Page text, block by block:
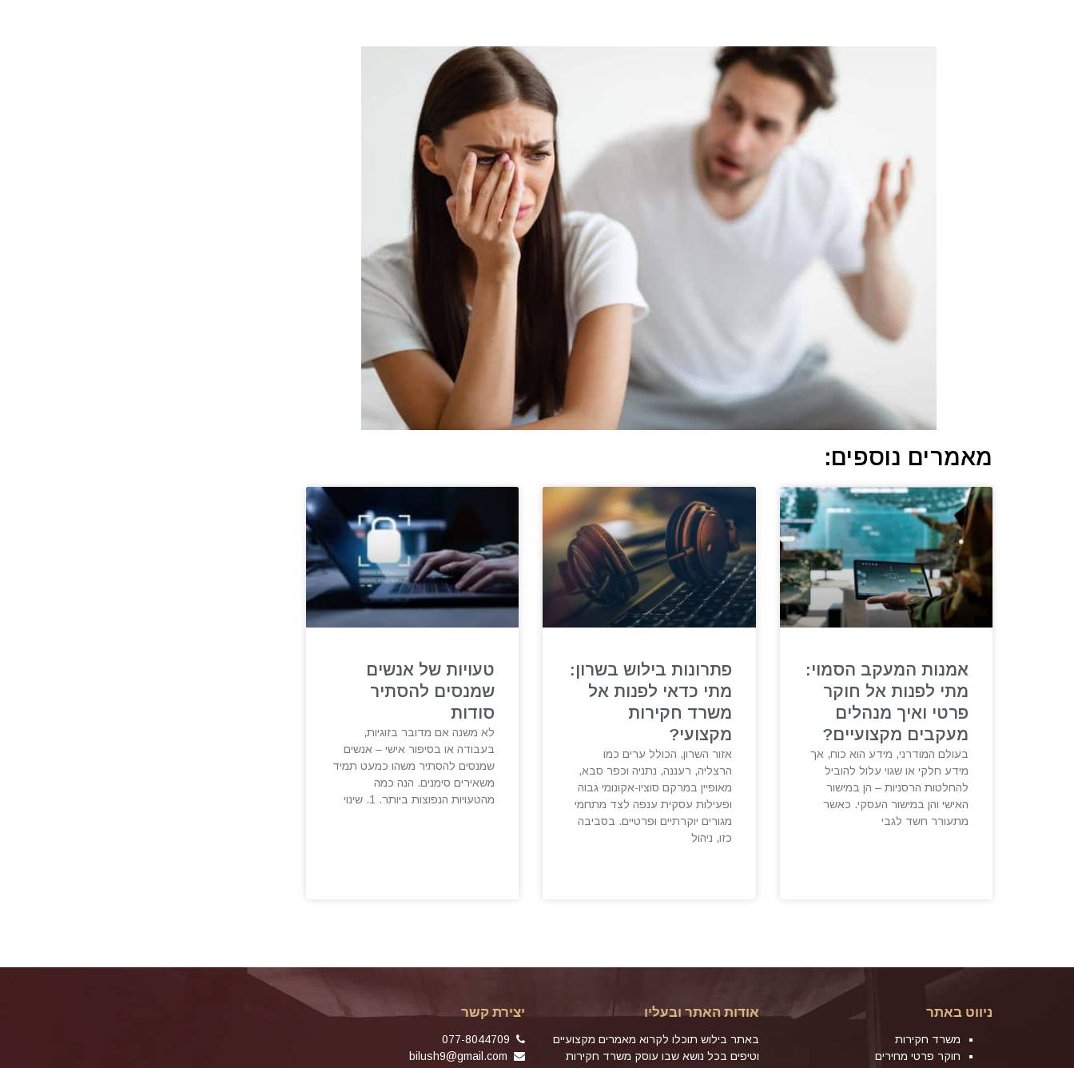
מאמרים נוספים:
אמנות המעקב הסמוי:
מתי לפנות אל חוקר
פרטי ואיך מנהלים
מעקבים מקצועיים?
בעולם המודרני, מידע הוא כוח, אך
מידע חלקי או שגוי עלול להוביל
להחלטות הרסניות – הן במישור
האישי והן במישור העסקי. כאשר
מתעורר חשד לגבי
פתרונות בילוש בשרון:
מתי כדאי לפנות אל
משרד חקירות
מקצועי?
אזור השרון, הכולל ערים כמו
הרצליה, רעננה, נתניה וכפר סבא,
מאופיין במרקם סוציו-אקונומי גבוה
ופעילות עסקית ענפה לצד מתחמי
מגורים יוקרתיים ופרטיים. בסביבה
כזו, ניהול
טעויות של אנשים
שמנסים להסתיר
סודות
לא משנה אם מדובר בזוגיות,
בעבודה או בסיפור אישי – אנשים
שמנסים להסתיר משהו כמעט תמיד
משאירים סימנים. הנה כמה
מהטעויות הנפוצות ביותר. 1. שינוי
ניווט באתר
משרד חקירות
חוקר פרטי מחירים
אודות האתר ובעליו
באתר בילוש תוכלו לקרוא מאמרים מקצועיים
וטיפים בכל נושא שבו עוסק משרד חקירות
יצירת קשר
bilush9@gmail.com